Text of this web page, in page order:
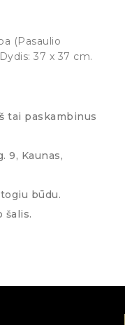
(Pasaulio
37 x 37 cm.
tai paskambinus
9, Kaunas,
būdu.
šalis.